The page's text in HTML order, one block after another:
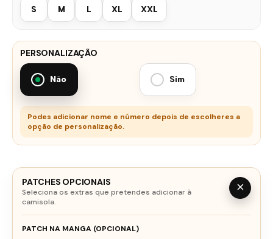
S M L XL XXL
PERSONALIZAÇÃO
Não Sim
Podes adicionar nome e número depois de escolheres a
opção de personalização.
PATCHES OPCIONAIS
Seleciona os extras que pretendes adicionar à
camisola.
×
PATCH NA MANGA (OPCIONAL)